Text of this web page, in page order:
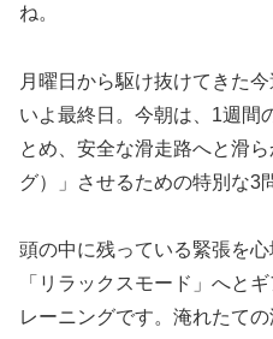
ね。
月曜日から駆け抜けてきた
いよ最終日。今朝は、1週間
とめ、安全な滑走路へと滑
グ）」させるための特別な3
頭の中に残っている緊張を
「リラックスモード」へと
レーニングです。淹れたて